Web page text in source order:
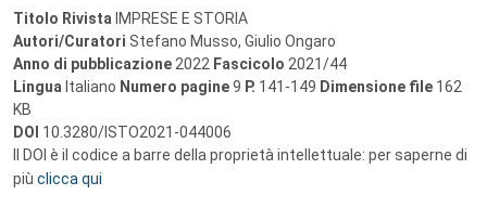
Titolo Rivista IMPRESE E STORIA
Autori/Curatori Stefano Musso, Giulio Ongaro
Anno di pubblicazione 2022 Fascicolo 2021/44
Lingua Italiano Numero pagine9 P. 141-149 Dimensione file 162
KB
DOI 10.3280/ISTO2021-044006
Il DOI è il codice a barre della proprietà intellettuale: per saperne di
più clicca qui